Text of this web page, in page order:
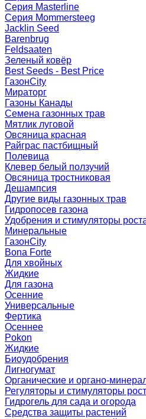
Серия Masterline
Серия Mommersteeg
Jacklin Seed
Barenbrug
Feldsaaten
Зеленый ковёр
Best Seeds - Best Price
ГазонCity
Мираторг
Газоны Канады
Семена газонных трав
Мятлик луговой
Овсяница красная
Райграс пастбищный
Полевица
Клевер белый ползучий
Овсяница тростниковая
Дешампсия
Другие виды газонных трав
Гидропосев газона
Удобрения и стимуляторы
Минеральные
ГазонCity
Bona Forte
Для хвойных
Жидкие
Для газона
Осенние
Универсальные
Фертика
Осеннее
Pokon
Жидкие
Биоудобрения
Лигногумат
Органические и органо-
Регуляторы и стимуляторы
Гидрогель для сада и огорода
Средства защиты растений